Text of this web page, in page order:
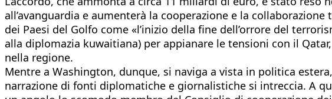
all’avanguardia e aumenterà la cooperazione e la
dei Paesi del Golfo come «l’inizio della fine dell’orrore del
alla diplomazia kuwaitiana) per appianare le tensioni con il
nella regione.
Mentre a Washington, dunque, si naviga a vista in politica
narrazione di fonti diplomatiche e giornalistiche si intreccia. A